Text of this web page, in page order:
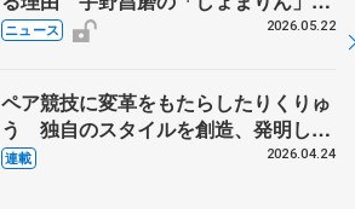
実力者が相次いで参戦 国内の競争激
ニュース 2026.05.22
ペア競技に変革をもたらしたりくりゅ
う 独自のスタイルを創造、発明した
【引退発表後②】
連載 2026.04.24